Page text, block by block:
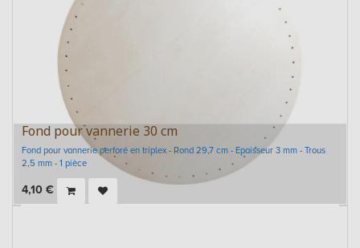
Fond pour vannerie 30 cm
Fond pour vannerie perforé en triplex - Rond 29,7 cm - Epaisseur 3 mm - Trous
2,5 mm - 1 pièce
4,10 €